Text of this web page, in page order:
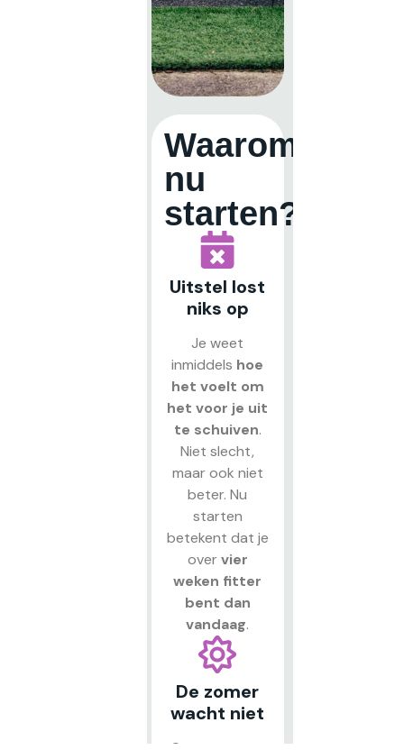
Waarom
nu
starten?
Uitstel lost
niks op
Je weet
inmiddels hoe
het voelt om
het voor je uit
te schuiven.
Niet slecht,
maar ook niet
beter. Nu
starten
betekent dat je
overvier
weken fitter
bent dan
vandaag.
De zomer
wacht niet